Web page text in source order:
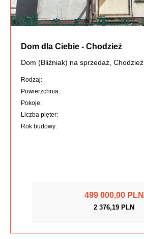
Dom dla Ciebie - Chodzież
Dom (Bliźniak) na sprzedaż, Chodzież
Rodzaj:
Powierzchnia:
Pokoje:
Liczba pięter:
Rok budowy:
499 000,00 PLN
2 376,19 PLN